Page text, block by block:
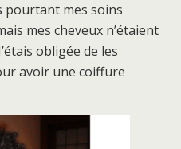
pourtant mes soins
mes cheveux n’étaient
obligée de les
avoir une coiffure